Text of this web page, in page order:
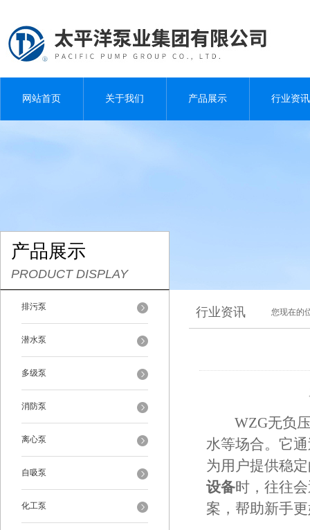
网站首页 关于我们 产品展示 行业资讯
产品展示
PRODUCT DISPLAY
排污泵
潜水泵
多级泵
消防泵
离心泵
自吸泵
化工泵
行业资讯 您现在的
WZG无负压
水等场合。它
为用户提供稳
设备时，往往
案，帮助新手